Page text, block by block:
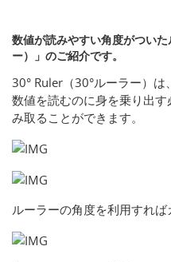
数値が読みやすい角度がつい
ー）」のご紹介です。
30° Ruler（30°ルーラー）は
数値を読むのに身を乗り出
み取ることができます。
ルーラーの角度を利用すれば